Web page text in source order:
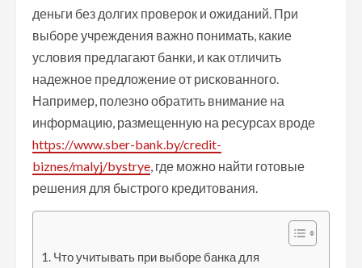
деньги без долгих проверок и ожиданий. При
выборе учреждения важно понимать, какие
условия предлагают банки, и как отличить
надежное предложение от рискованного.
Например, полезно обратить внимание на
информацию, размещенную на ресурсах вроде
https://www.sber-bank.by/credit-
biznes/malyj/bystrye, где можно найти готовые
решения для быстрого кредитования.
Что учитывать при выборе банка для